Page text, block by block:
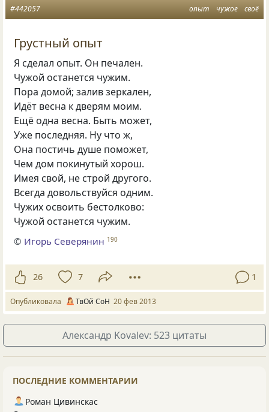
опыт чужое своё
#442057
Грустный опыт
Я сделал опыт. Он печален.
Чужой останется чужим.
Пора домой; залив зеркален,
Идёт весна к дверям моим.
Ещё одна весна. Быть может,
Уже последняя. Ну что ж,
Она постичь душе поможет,
Чем дом покинутый хорош.
Имея свой, не строй другого.
Всегда довольствуйся одним.
Чужих освоить бестолково:
Чужой останется чужим.
© Игорь Северянин 190
26 7 1
Опубликовала ТвОй СоН 20 фев 2013
Александр Kovalev: 523 цитаты
ПОСЛЕДНИЕ КОММЕНТАРИИ
Роман Цивинскас